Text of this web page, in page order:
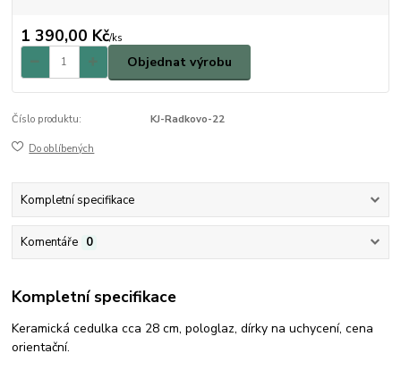
1 390,00 Kč/ks
Objednat výrobu
Číslo produktu: KJ-Radkovo-22
Do oblíbených
Kompletní specifikace
Komentáře 0
Kompletní specifikace
Keramická cedulka cca 28 cm, pologlaz, dírky na uchycení, cena
orientační.